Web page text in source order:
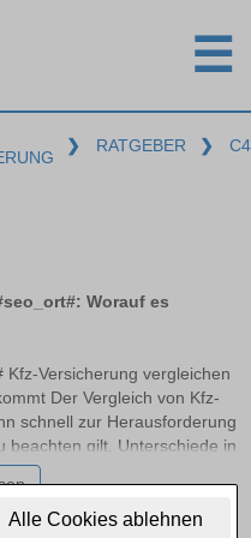
Alle Cookies ablehnen
☰
❯ RATGEBER ❯
Worauf es
Kfz-Versicherung vergleichen
Der Vergleich von Kfz-
schnell zur Herausforderung
beachten gilt. Unterschiede in
von Typ- und
Rolle. Dieser Artikel